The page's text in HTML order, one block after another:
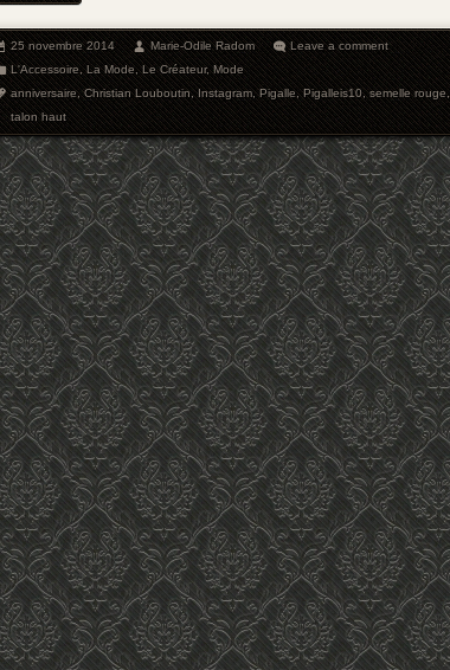
25 novembre 2014 Marie-Odile Radom
Leave a comment
L'Accessoire,La Mode,Le Créateur,Mode
anniversaire,Christian Louboutin,Instagram,Pigalle,Pigalleis10,semelle rouge,
talon haut